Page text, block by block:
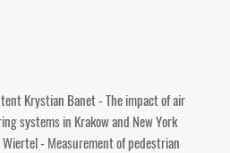
Krystian Banet - The impact of air
systems in Krakow and New York
- Measurement of pedestrian